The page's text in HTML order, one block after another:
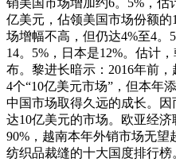
销美国市场增加约6。5%，估
亿美元，佔领美国市场份额的
场增幅不高，但仍达4%至4。
14。5%，日本是12%。估计
布。黎进长暗示：2016年前
4个“10亿美元市场”，但本年
中国市场取得久远的成长。
达10亿美元的市场。欧亚经
90%，越南本年外销市场无望
纺织品裁缝的十大国度排行